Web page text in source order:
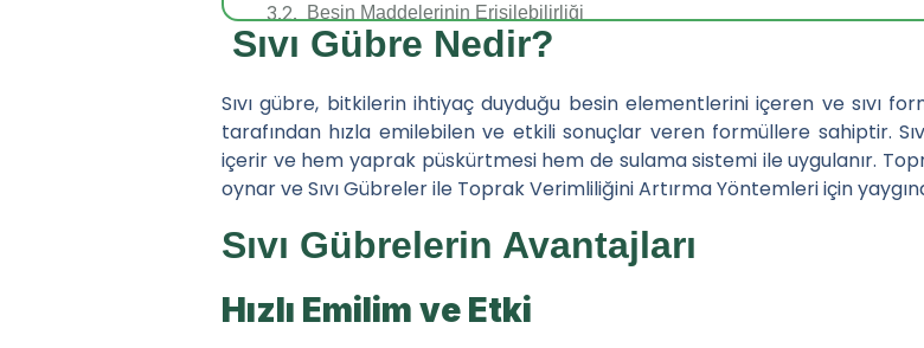
Besin Maddelerinin Erişilebilirliği
pH Dengesi ve Toprak Asiditesi
Sıvı Gübre Uygulama Yöntemleri
Yaprak Püskürtme (Foliar Besleme)
Toprak Uygulaması
Sıvı Gübre Kullanım İpuçları
Sıvı Gübre Nedir?
Sıvı gübre, bitkilerin ihtiyaç duyduğu besin elementlerini içeren ve sıvı
tarafından hızla emilebilen ve etkili sonuçlar veren formüllere sahiptir.
içerir ve hem yaprak püskürtmesi hem de sulama sistemi ile uygulanır.
oynar ve Sıvı Gübreler ile Toprak Verimliliğini Artırma Yöntemleri için
Sıvı Gübrelerin Avantajları
Hızlı Emilim ve Etki